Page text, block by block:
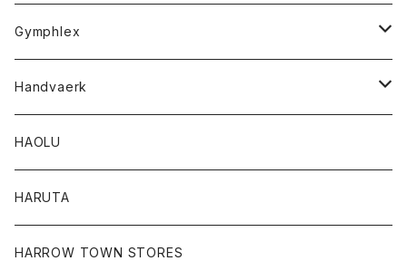
Tシャツ
Gymphlex
アウター
カーディガン
コート
トップス
シャツ
スウェット
レディース
カーディガン
ボトム
Handvaerk
トップス
Tシャツ
ロンTEE
HAOLU
HARUTA
HARROW TOWN STORES